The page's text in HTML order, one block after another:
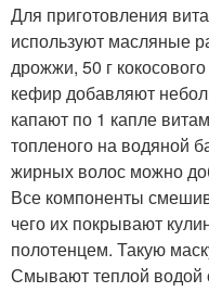
Для приготовления
используют масляные
дрожжи, 50 г
кефир добавляют
капают по 1 капле
топленого на водяной
жирных волос можно
Все компоненты
чего их покрывают
полотенцем. Такую
Смывают теплой водой